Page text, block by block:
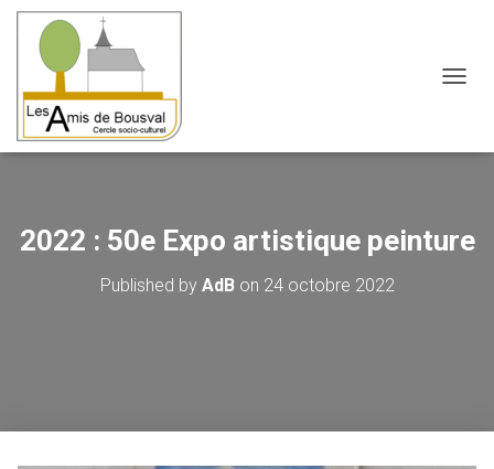
2022 : 50e Expo artistique peinture
Published by AdBon 24 octobre 2022